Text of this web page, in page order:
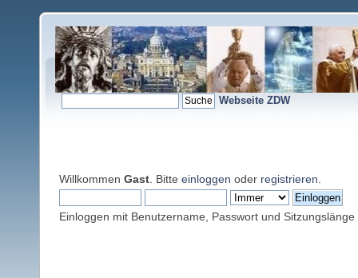
Webseite ZDW
Willkommen Gast . Bitte einloggen oder registrieren
Einloggen mit Benutzername, Passwort und Sitzungslänge